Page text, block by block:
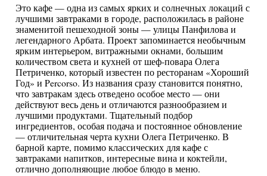
Это кафе — одна из самых ярких и солнечных локаций с
лучшими завтраками в городе, расположилась в районе
знаменитой пешеходной зоны — улицы Панфилова и
легендарного Арбата. Проект запоминается необычным
ярким интерьером, витражными окнами, большим
количеством света и кухней от шеф-повара Олега
Петриченко, который известен по ресторанам «Хороший
Год» и Percorso. Из названия сразу становится понятно,
что завтракам здесь отведено особое место — они
действуют весь день и отличаются разнообразием и
лучшими продуктами. Тщательный подбор
ингредиентов, особая подача и постоянное обновление
— отличительная черта кухни Олега Петриченко. В
барной карте, помимо классических для кафе с
завтраками напитков, интересные вина и коктейли,
отлично дополняющие любое блюдо в меню.